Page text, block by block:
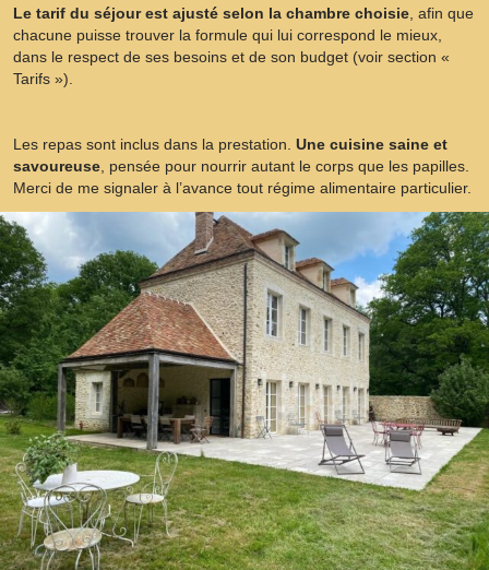
Le tarif du séjour est ajusté selon la chambre choisie , afin que
chacune puisse trouver la formule qui lui correspond le mieux,
dans le respect de ses besoins et de son budget (voir section «
Tarifs »).
Les repas sont inclus dans la prestation. Une cuisine saine et
savoureuse , pensée pour nourrir autant le corps que les papilles.
Merci de me signaler à l’avance tout régime alimentaire particulier.